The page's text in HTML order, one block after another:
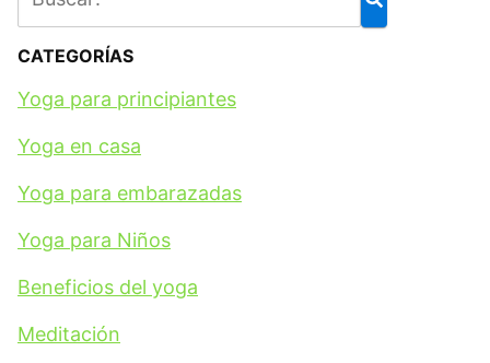
CATEGORÍAS
Yoga para principiantes
Yoga en casa
Yoga para embarazadas
Yoga para Niños
Beneficios del yoga
Meditación